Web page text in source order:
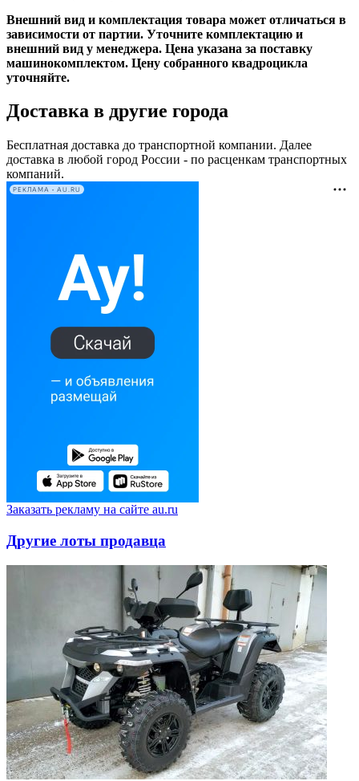
Внешний вид и комплектация товара может отличаться в
зависимости от партии. Уточните комплектацию и
внешний вид у менеджера.​ Цена указана за поставку
машинокомплектом. Цену собранного квадроцикла
уточняйте.
Доставка в другие города
Бесплатная доставка до транспортной компании. Далее
доставка в любой город России - по расценкам транспортных
компаний.
РЕКЛАМА • AU.RU
Заказать рекламу на сайте au.ru
Другие лоты продавца